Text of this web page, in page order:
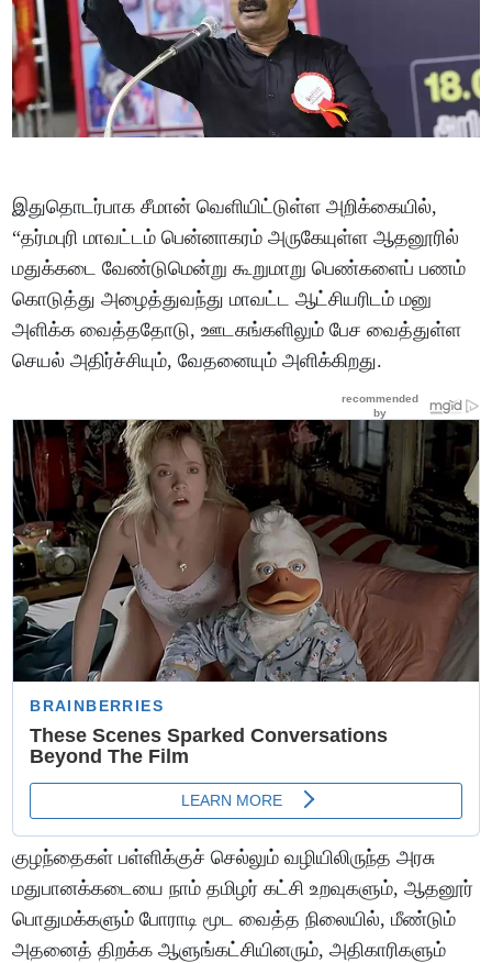
இதுதொடர்பாக சீமான் வெளியிட்டுள்ள அறிக்கையில்,
“தர்மபுரி மாவட்டம் பென்னாகரம் அருகேயுள்ள ஆதனூரில்
மதுக்கடை வேண்டுமென்று கூறுமாறு பெண்களைப் பணம்
கொடுத்து அழைத்துவந்து மாவட்ட ஆட்சியரிடம் மனு
அளிக்க வைத்ததோடு, ஊடகங்களிலும் பேச வைத்துள்ள
செயல் அதிர்ச்சியும், வேதனையும் அளிக்கிறது.
குழந்தைகள் பள்ளிக்குச் செல்லும் வழியிலிருந்த அரசு
மதுபானக்கடையை நாம் தமிழர் கட்சி உறவுகளும், ஆதனூர்
பொதுமக்களும் போராடி மூட வைத்த நிலையில், மீண்டும்
அதனைத் திறக்க ஆளுங்கட்சியினரும், அதிகாரிகளும்